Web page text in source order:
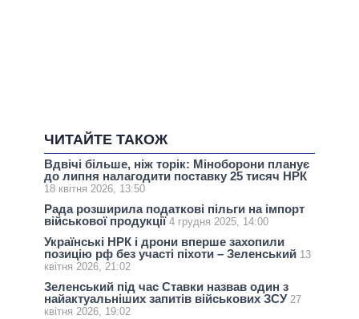
ЧИТАЙТЕ ТАКОЖ
Вдвічі більше, ніж торік: Міноборони планує
до липня налагодити поставку 25 тисяч НРК
18 квітня 2026, 13:50
Рада розширила податкові пільги на імпорт
військової продукції 4 грудня 2025, 14:00
Українські НРК і дрони вперше захопили
позицію рф без участі піхоти – Зеленський 13
квітня 2026, 21:02
Зеленський під час Ставки назвав один з
найактуальніших запитів військових ЗСУ 27
квітня 2026, 19:02